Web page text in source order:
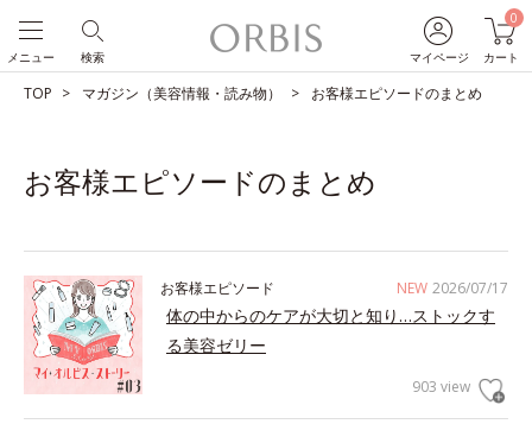
マイページ
0
カート
検索
メニュー
TOP マガジン（美容情報・読み物） お客様エピソードのまとめ
お客様エピソードのまとめ
NEW 2026/07/17
お客様エピソード
体の中からのケアが大切と知り…ストックす
る美容ゼリー
903 view